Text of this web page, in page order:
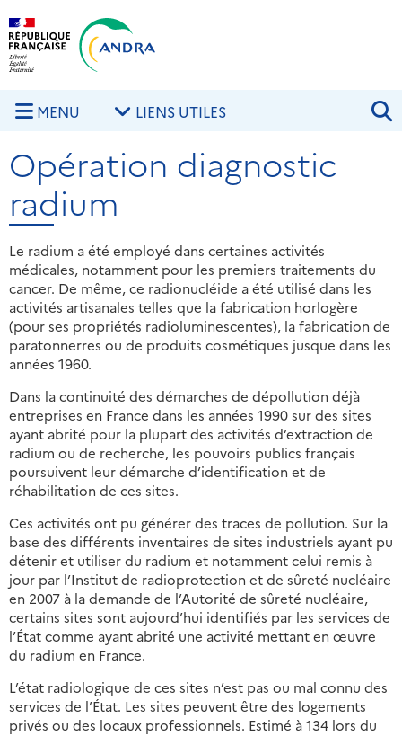
Aller au contenu principal
MENU LIENS UTILES
Opération diagnostic
radium
Le radium a été employé dans certaines activités
médicales, notamment pour les premiers traitements du
cancer. De même, ce radionucléide a été utilisé dans les
activités artisanales telles que la fabrication horlogère
(pour ses propriétés radioluminescentes), la fabrication de
paratonnerres ou de produits cosmétiques jusque dans les
années 1960.
Dans la continuité des démarches de dépollution déjà
entreprises en France dans les années 1990 sur des sites
ayant abrité pour la plupart des activités d’extraction de
radium ou de recherche, les pouvoirs publics français
poursuivent leur démarche d’identification et de
réhabilitation de ces sites.
Ces activités ont pu générer des traces de pollution. Sur la
base des différents inventaires de sites industriels ayant pu
détenir et utiliser du radium et notamment celui remis à
jour par l’Institut de radioprotection et de sûreté nucléaire
en 2007 à la demande de l’Autorité de sûreté nucléaire,
certains sites sont aujourd’hui identifiés par les services de
l’État comme ayant abrité une activité mettant en œuvre
du radium en France.
L’état radiologique de ces sites n’est pas ou mal connu des
services de l’État. Les sites peuvent être des logements
privés ou des locaux professionnels. Estimé à 134 lors du